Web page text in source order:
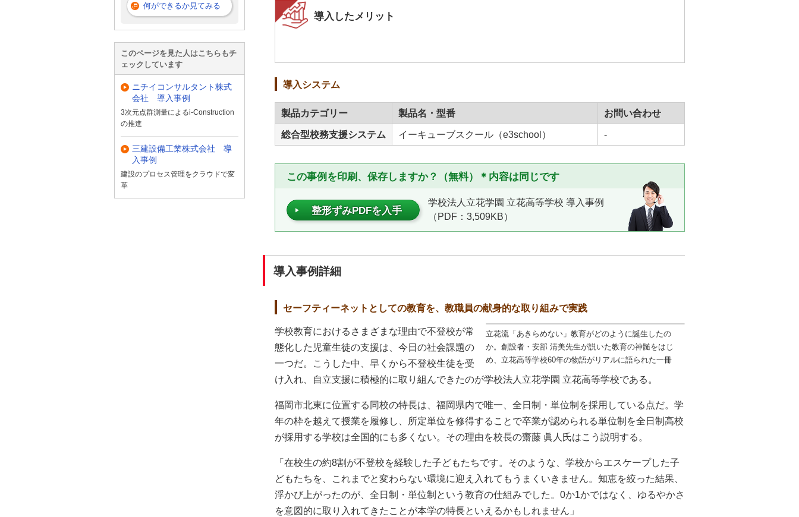
導入したメリット
導入システム
製品カテゴリー 製品名・型番 お問い合わせ
総合型校務支援システム イーキューブスクール（e3school） -
この事例を印刷、保存しますか？（無料）＊内容は同じです
整形ずみPDFを入手
学校法人立花学園 立花高等学校 導入事例
（PDF：3,509KB）
導入事例詳細
セーフティーネットとしての教育を、教職員の献身的な取り組みで実践
立花流「あきらめない」教育がどのように誕生したの
か。創設者・安部 清美先生が説いた教育の神髄をはじ
め、立花高等学校60年の物語がリアルに語られた一冊
学校教育におけるさまざまな理由で不登校が常
態化した児童生徒の支援は、今日の社会課題の
一つだ。こうした中、早くから不登校生徒を受
け入れ、自立支援に積極的に取り組んできたのが学校法人立花学園 立花高等学校である。
福岡市北東に位置する同校の特長は、福岡県内で唯一、全日制・単位制を採用している点だ。学
年の枠を越えて授業を履修し、所定単位を修得することで卒業が認められる単位制を全日制高校
が採用する学校は全国的にも多くない。その理由を校長の齋藤 眞人氏はこう説明する。
「在校生の約8割が不登校を経験した子どもたちです。そのような、学校からエスケープした子
どもたちを、これまでと変わらない環境に迎え入れてもうまくいきません。知恵を絞った結果、
浮かび上がったのが、全日制・単位制という教育の仕組みでした。0か1かではなく、ゆるやかさ
を意図的に取り入れてきたことが本学の特長といえるかもしれません」
何ができるか見てみる
このページを見た人はこちらもチ
ェックしています
ニチイコンサルタント株式
会社 導入事例
3次元点群測量によるi-Construction
の推進
三建設備工業株式会社 導
入事例
建設のプロセス管理をクラウドで変
革